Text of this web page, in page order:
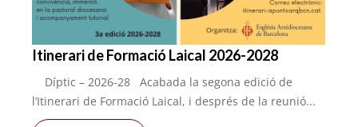
Itinerari de Formació Laical 2026-2028
Díptic – 2026-28 Acabada la segona edició de
l’Itinerari de Formació Laical, i després de la reunió...